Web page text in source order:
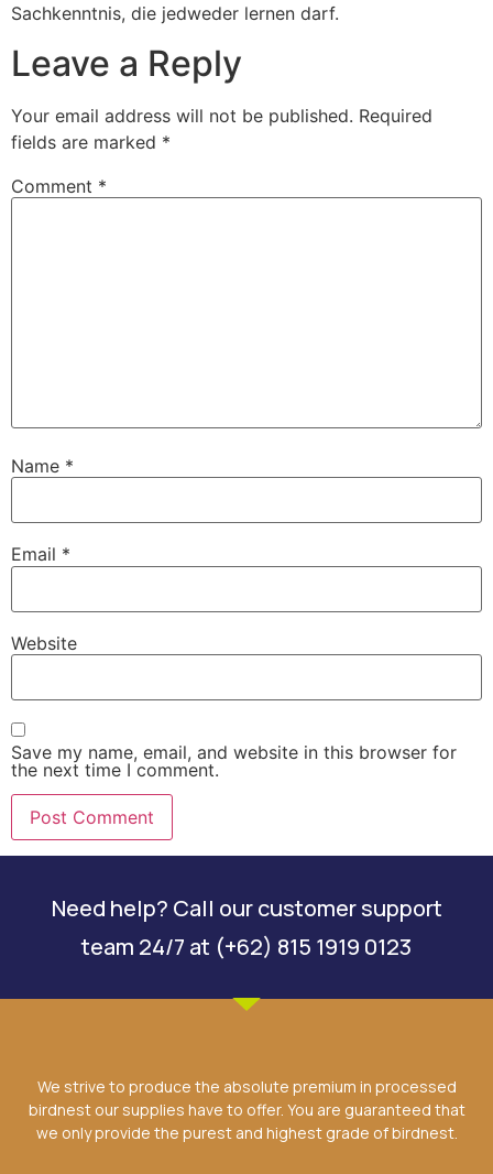
Sachkenntnis, die jedweder lernen darf.
Leave a Reply
Your email address will not be published. Required
fields are marked *
Comment *
Name *
Email *
Website
Save my name, email, and website in this browser for
the next time I comment.
Need help? Call our customer support
team 24/7 at (+62) 815 1919 0123
We strive to produce the absolute premium in processed
birdnest our supplies have to offer. You are guaranteed that
we only provide the purest and highest grade of birdnest.